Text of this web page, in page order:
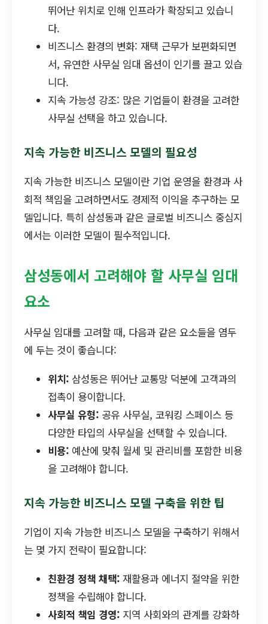
뛰어난 위치로 인해 인프라가 확장되고 있습니
다.
비즈니스 환경의 변화: 재택 근무가 보편화되면
서, 유연한 사무실 임대 옵션이 인기를 끌고 있습
니다.
지속 가능성 강조: 많은 기업들이 환경을 고려한
사무실 선택을 하고 있습니다.
지속 가능한 비즈니스 모델의 필요성
지속 가능한 비즈니스 모델이란 기업 운영을 환경과 사
회적 책임을 고려하면서도 경제적 이익을 추구하는 모
델입니다. 특히 삼성동과 같은 글로벌 비즈니스 중심지
에서는 이러한 모델이 필수적입니다.
삼성동에서 고려해야 할 사무실 임대
요소
사무실 임대를 고려할 때, 다음과 같은 요소들을 염두
에 두는 것이 좋습니다:
위치: 삼성동은 뛰어난 교통망 덕분에 고객과의
접촉이 용이합니다.
사무실 유형: 공유 사무실, 코워킹 스페이스 등
다양한 타입의 사무실을 선택할 수 있습니다.
비용: 예산에 맞춰 월세 및 관리비를 포함한 비용
을 고려해야 합니다.
지속 가능한 비즈니스 모델 구축을 위한 팁
기업이 지속 가능한 비즈니스 모델을 구축하기 위해서
는 몇 가지 전략이 필요합니다:
친환경 정책 채택: 재활용과 에너지 절약을 위한
정책을 수립해야 합니다.
사회적 책임 경영: 지역 사회와의 관계를 강화하